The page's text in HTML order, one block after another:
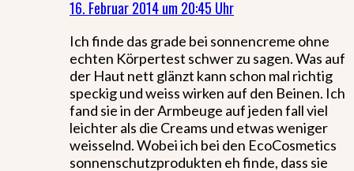
16. Februar 2014 um 20:45 Uhr
Ich finde das grade bei sonnencreme ohne
echten Körpertest schwer zu sagen. Was auf
der Haut nett glänzt kann schon mal richtig
speckig und weiss wirken auf den Beinen. Ich
fand sie in der Armbeuge auf jeden fall viel
leichter als die Creams und etwas weniger
weisselnd. Wobei ich bei den EcoCosmetics
sonnenschutzprodukten eh finde, dass sie